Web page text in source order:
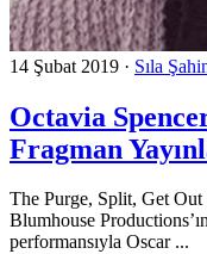
14 Şubat 2019 · Sıla
Octavia
Fragman
The Purge, Split, Get
Blumhouse
performansıyla Oscar ...